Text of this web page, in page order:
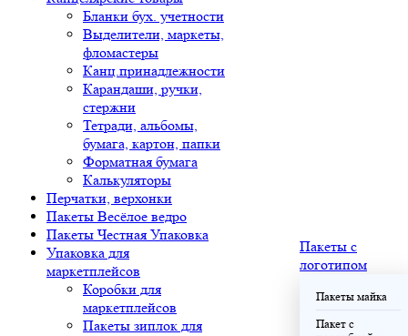
Бланки бух. учетности
Выделители, маркеты,
фломастеры
Канц.принадлежности
Карандаши, ручки,
стержни
Тетради, альбомы,
бумага, картон, папки
Форматная бумага
Калькуляторы
Перчатки, верхонки
Пакеты Весёлое ведро
Пакеты Честная Упаковка
Упаковка для
маркетплейсов
Коробки для
маркетплейсов
Пакеты зиплок для
Пакеты с
логотипом
Пакеты майка
Пакет с